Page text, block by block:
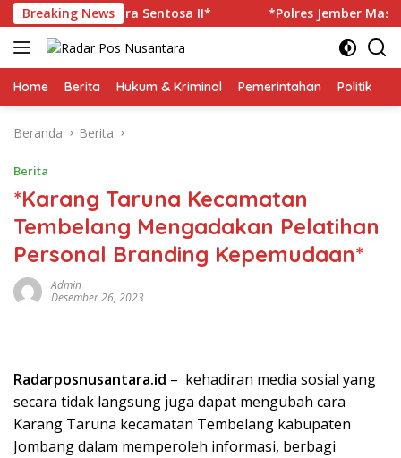
Langsung
ke
konten
Breaking News
KM Mutiara Sentosa II* *Polres Jember Masifkan
Home Berita Hukum & Kriminal Pemerintahan Politik
Beranda Berita
Berita
*Karang Taruna Kecamatan
Tembelang Mengadakan Pelatihan
Personal Branding Kepemudaan*
Admin
Desember 26, 2023
Radarposnusantara.id – kehadiran media sosial yang
secara tidak langsung juga dapat mengubah cara
Karang Taruna kecamatan Tembelang kabupaten
Jombang dalam memperoleh informasi, berbagi